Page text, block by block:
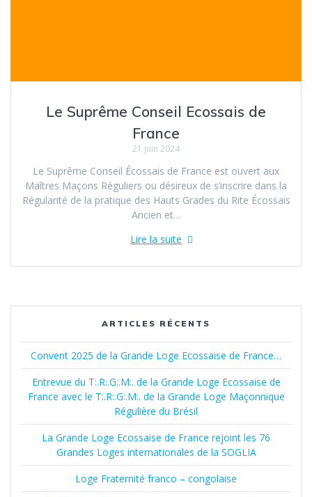
Le Suprême Conseil Ecossais de
France
21 juin 2024
Le Suprême Conseil Écossais de France est ouvert aux
Maîtres Maçons Réguliers ou désireux de s’inscrire dans la
Régularité de la pratique des Hauts Grades du Rite Écossais
Ancien et…
Lire la suite
ARTICLES RÉCENTS
Convent 2025 de la Grande Loge Ecossaise de France…
Entrevue du T:.R:.G:.M:. de la Grande Loge Ecossaise de
France avec le T:.R:.G:.M:. de la Grande Loge Maçonnique
Régulière du Brésil
La Grande Loge Ecossaise de France rejoint les 76
Grandes Loges internationales de la SOGLIA
Loge Fraternité franco – congolaise